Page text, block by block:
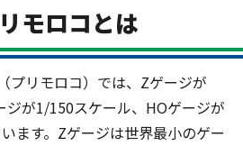
モロコとは
プリモロコ）では、Zゲージが
が1/150スケール、HOゲージが
ます。Zゲージは世界最小のゲー